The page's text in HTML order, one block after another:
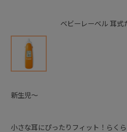
ベビーレーベル 耳式
小さな耳にぴったりフィット！らく
新生児～